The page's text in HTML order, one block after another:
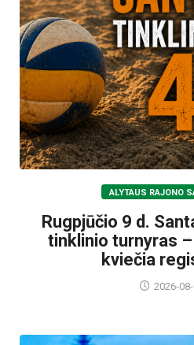
ALYTAUS RAJONO
Rugpjūčio 9 d.
tinklinio turnyras
kviečia
2026-